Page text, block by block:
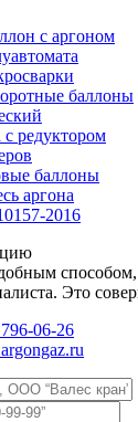
с аргоном
баллоны
с редуктором
баллоны
аргона
2016
Это
06-26